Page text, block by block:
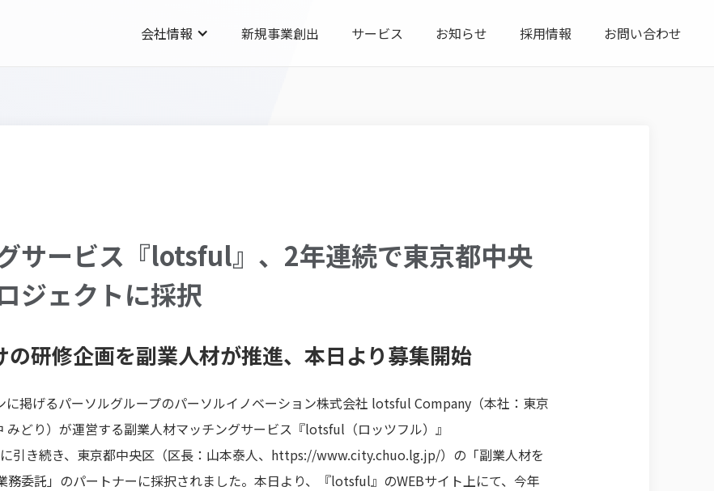
会社情報 新規事業創出 サービス お知らせ 採用情報 お問い合わせ
サービス『lotsful』、2年連続で東京都中央
ジェクトに採択
研修企画を副業人材が推進、本日より募集開始
に掲げるパーソルグループのパーソルイノベーション株式会社 lotsful Company（本社：東京
どり）が運営する副業人材マッチングサービス『lotsful（ロッツフル）』
引き続き、東京都中央区（区長：山本泰人、 https://www.city.chuo.lg.jp/）の「副業人材を
務委託」のパートナーに採択されました。本日より、『lotsful』のWEBサイト上にて、今年